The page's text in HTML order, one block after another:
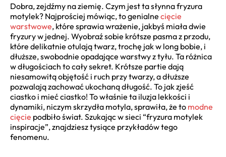
Dobra, zejdźmy na ziemię. Czym jest ta słynna fryzura
motylek? Najprościej mówiąc, to genialne cięcie
warstwowe, które sprawia wrażenie, jakbyś miała dwie
fryzury w jednej. Wyobraź sobie krótsze pasma z przodu,
które delikatnie otulają twarz, trochę jak w long bobie, i
dłuższe, swobodnie opadające warstwy z tyłu. Ta różnica
w długościach to cały sekret. Krótsze partie dają
niesamowitą objętość i ruch przy twarzy, a dłuższe
pozwalają zachować ukochaną długość. To jak zjeść
ciastko i mieć ciastko! To właśnie ta iluzja lekkości i
dynamiki, niczym skrzydła motyla, sprawiła, że to modne
cięcie podbiło świat. Szukając w sieci “fryzura motylek
inspiracje”, znajdziesz tysiące przykładów tego
fenomenu.